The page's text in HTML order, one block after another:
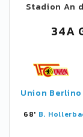
Stadion An
34A
Union Berlino
68' B.